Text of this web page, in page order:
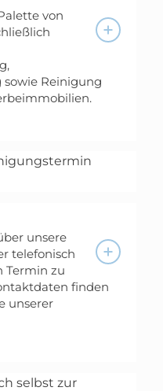
von
Reinigung
unsere
telefonisch
Termin zu
finden
unserer
selbst zur